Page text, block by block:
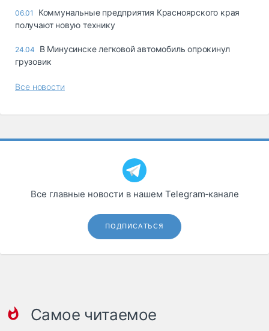
06.01
Коммунальные предприятия Красноярского края
получают новую технику
24.04
В Минусинске легковой автомобиль опрокинул
грузовик
Все новости
Все главные новости в нашем Telegram‑канале
ПОДПИСАТЬСЯ
Самое читаемое